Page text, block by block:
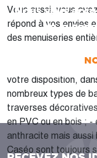
Vous aussi, vous
répond à vos envies
des menuiseries
réaliser une baie
votre disposition,
nombreux types de baies vitrées : -
traverses
en PVC ou en bois ;
anthracite mais aussi bicolore. Les
Caséo sont toujours
Nous vous
de la